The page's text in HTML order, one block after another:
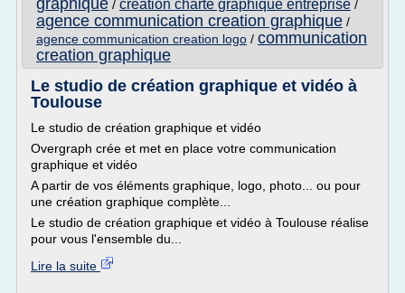
graphique / creation charte graphique entreprise /
agence communication creation graphique /
agence communication creation logo / communication
creation graphique
Le studio de création graphique et vidéo à
Toulouse
Le studio de création graphique et vidéo
Overgraph crée et met en place votre communication
graphique et vidéo
A partir de vos éléments graphique, logo, photo... ou pour
une création graphique complète...
Le studio de création graphique et vidéo à Toulouse réalise
pour vous l'ensemble du...
Lire la suite